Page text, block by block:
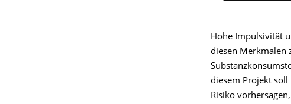
Hohe Impulsivität
diesen Merkmalen
diesem Projekt soll
Risiko